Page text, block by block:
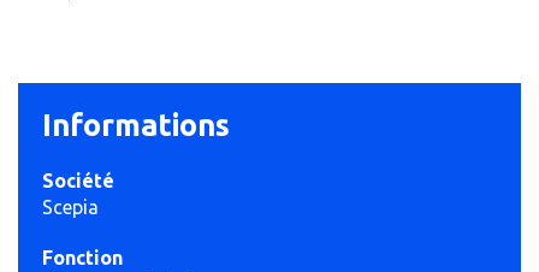
Informations
Société
Scepia
Fonction